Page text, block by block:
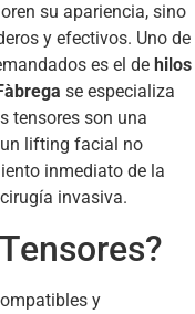
su apariencia, sino
y efectivos. Uno de
es el de hilos
se especializa
tensores son una
lifting facial no
inmediato de la
invasiva.
y